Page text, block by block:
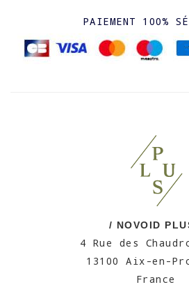
PAIEMENT 100%
/ NOVOID
4 Rue des
13100 Aix-en-
France